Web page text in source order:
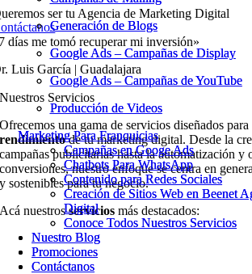
Generación de Blogs
Google Ads – Campañas de Display
Google Ads – Campañas de YouTube
Producción de Videos
Marketing Para Franquicias
Campañas en Googe Ads
Chatbots Para WhatsApp
Contenido para Redes Sociales
Creación de Sitios Web en Beenet
Digital
Conoce Todos Nuestros Servicios
Nuestro Blog
Promociones
Contáctanos
Generación de Blogs
Google Ads – Campañas de Display
Google Ads – Campañas de YouTube
Producción de Videos
Marketing Para Franquicias
Campañas en Googe Ads
Chatbots Para WhatsApp
Contenido para Redes Sociales
Creación de Sitios Web en Beenet
Digital
Conoce Todos Nuestros Servicios
Nuestro Blog
Promociones
Contáctanos
ser tu Agencia de Marketing Digital
días me tomó recuperar mi inversión»
Luis García | Guadalajara
Nuestros Servicios
Ofrecemos una gama de servicios diseñados para
rendimientode tu marketing digital. Desde la
campañas publicitarias hasta la automatización y
conversiones, nuestro enfoque se centra en
y sostenibles para tu negocio.
Acá nuestrosservicios más destacados: